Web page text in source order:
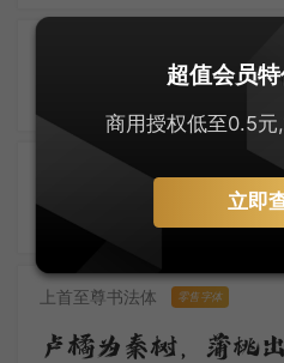
上首至尊书法体 零售字体
超值会员特
商用授权低至0.5
立即